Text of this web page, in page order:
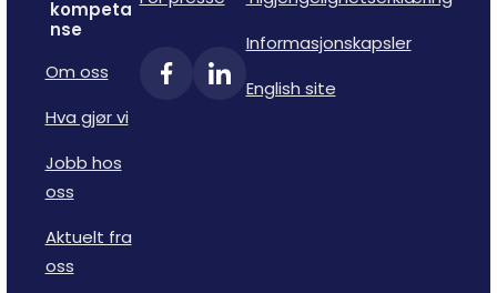
kompeta
nse
Om oss
Hva gjør vi
Jobb hos
oss
Aktuelt fra
oss
Informasjonskapsler
English site